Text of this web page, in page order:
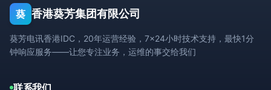
葵 香港葵芳集团有限公司
葵芳电讯香港IDC，20年运营经验，7×24小时技术支持，最快1分
钟响应服务——让您专注业务，运维的事交给我们
联系我们